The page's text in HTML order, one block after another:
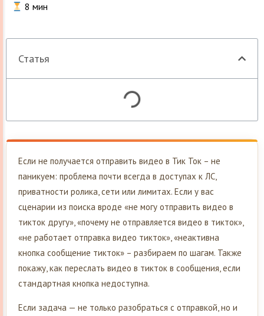
8 мин
Статья
Если не получается отправить видео в Тик Ток – не
паникуем: проблема почти всегда в доступах к ЛС,
приватности ролика, сети или лимитах. Если у вас
сценарии из поиска вроде «не могу отправить видео в
тикток другу», «почему не отправляется видео в тикток»,
«не работает отправка видео тикток», «неактивна
кнопка сообщение тикток» – разбираем по шагам. Также
покажу, как переслать видео в тикток в сообщения, если
стандартная кнопка недоступна.
Если задача — не только разобраться с отправкой, но и